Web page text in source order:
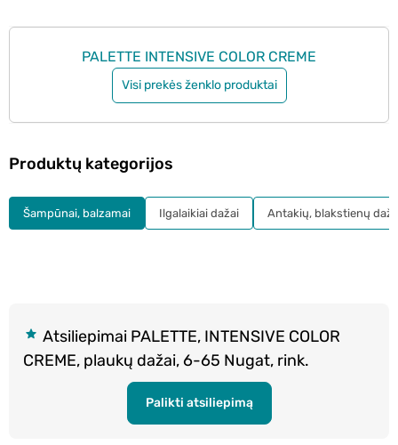
PALETTE INTENSIVE COLOR CREME
Visi prekės ženklo produktai
Atsiliepimai PALETTE, INTENSIVE COLOR
CREME, plaukų dažai, 6-65 Nugat, rink.
Palikti atsiliepimą
Produktų kategorijos
Šampūnai, balzamai Ilgalaikiai dažai Antakių, blakstienų